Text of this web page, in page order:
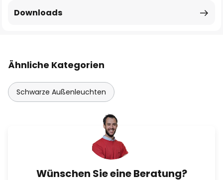
Downloads
Ähnliche Kategorien
Schwarze Außenleuchten
Wünschen Sie eine Beratung?